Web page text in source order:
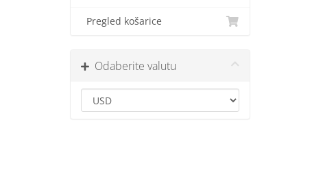
Pregled košarice
Odaberite valutu